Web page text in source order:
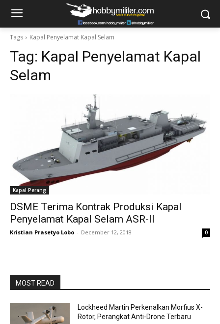
Tags Kapal Penyelamat Kapal Selam
Tag: Kapal Penyelamat Kapal
Selam
Kapal Perang
DSME Terima Kontrak Produksi Kapal
Penyelamat Kapal Selam ASR-II
Kristian Prasetyo Lobo - December 12, 2018 0
MOST READ
Lockheed Martin Perkenalkan Morfius X-
Rotor, Perangkat Anti-Drone Terbaru